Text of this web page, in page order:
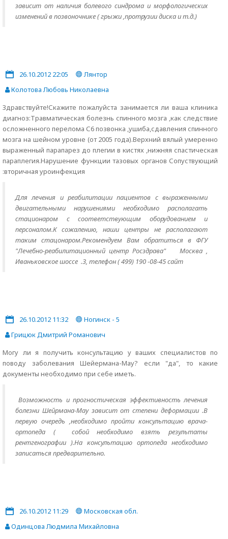
зависит от наличия болевого синдрома и морфологических
изменений в позвоночнике ( грыжи ,протрузии диска и т.д.)
26.10.2012 22:05
Лянтор
Колотова Любовь Николаевна
Здравствуйте!Скажите пожалуйста занимается ли ваша клиника
диагноз:Травматическая болезнь спинного мозга ,как следствие
осложненного перелома С6 позвонка ,ушиба,сдавления спинного
мозга на шейном уровне (от 2005 года).Верхний вялый умеренно
выраженный парапарез до плегии в кистях ,нижняя спастическая
параплегия.Нарушение функции тазовых органов Сопуствующий
:вторичная уроинфекция
Для лечения и реабилитации пациентов с выраженными
двигательными нарушениями необходимо располагать
стационаром с соответствующим оборудованием и
персоналом.К сожалению, наши центры не располагают
таким стацонаром.Рекомендуем Вам обратиться в ФГУ
"Лечебно-реабилитационный центр Росздрава" Москва ,
Иваньковское шоссе .3, телефон ( 499) 190 -08-45 сайт
26.10.2012 11:32
Ногинск - 5
Грицюк Дмитрий Романович
Могу ли я получить консультацию у ваших специалистов по
поводу заболевания Шейермана-Мау? если "да", то какие
документы необходимо при себе иметь.
Возможность и прогностическая эффективность лечения
болезни Шейрмана-Мау зависит от степени деформации .В
первую очередь ,необходимо пройти консультацию врача-
ортопеда ( собой необходимо взять результаты
рентгенографии ).На консультацию ортопеда необходимо
записаться предварительно.
26.10.2012 11:29
Московская обл.
Одинцова Людмила Михайловна